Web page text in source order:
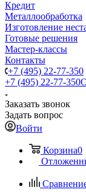
Кредит
Металлообработка
Изготовление
Готовые решения
Мастер-классы
Контакты
+7 (495) 22-77-350
+7 (495) 22-77-350
Заказать звонок
Задать вопрос
Войти
Корзина0